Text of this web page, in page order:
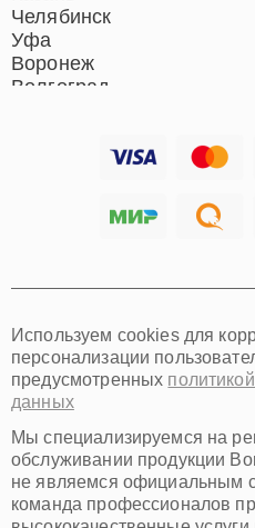
Челябинск
Уфа
Воронеж
Волгоград
Хабаровск
Иркутск
Омск
Красноярск
Пермь
Ульяновск
Киров
Архангельск
Астрахань
Белгород
Используем cookies для
персонализации
предусмотренных
данных
Мы специализируемся на
обслуживании продукции
не являемся официальным
команда профессионалов